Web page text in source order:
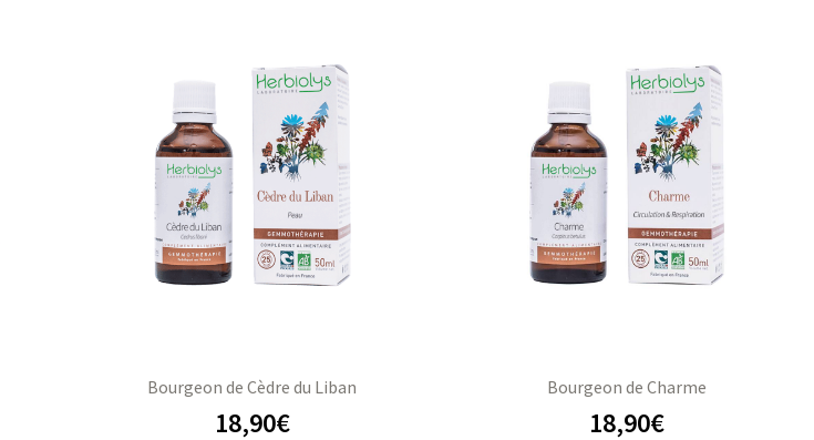
Bourgeon de Cèdre du Liban
18,90€
Bourgeon de Charme
18,90€